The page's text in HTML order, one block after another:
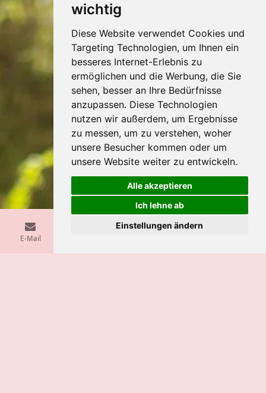
wichtig
Diese Website verwendet Cookies und
Targeting Technologien, um Ihnen ein
besseres Internet-Erlebnis zu
ermöglichen und die Werbung, die Sie
sehen, besser an Ihre Bedürfnisse
anzupassen. Diese Technologien
nutzen wir außerdem, um Ergebnisse
zu messen, um zu verstehen, woher
unsere Besucher kommen oder um
unsere Website weiter zu entwickeln.
Alle akzeptieren
Ich lehne ab
Einstellungen ändern
E-Mail